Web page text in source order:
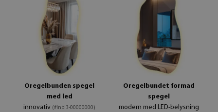
Oregelbunden spegel
med led
innovativ (#lnbl3-00000000)
Oregelbundet formad
spegel
modern med LED-belysning